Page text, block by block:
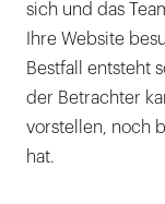
sich und das
Ihre Website
Bestfall entsteht
der Betrachter
vorstellen, noch
hat.